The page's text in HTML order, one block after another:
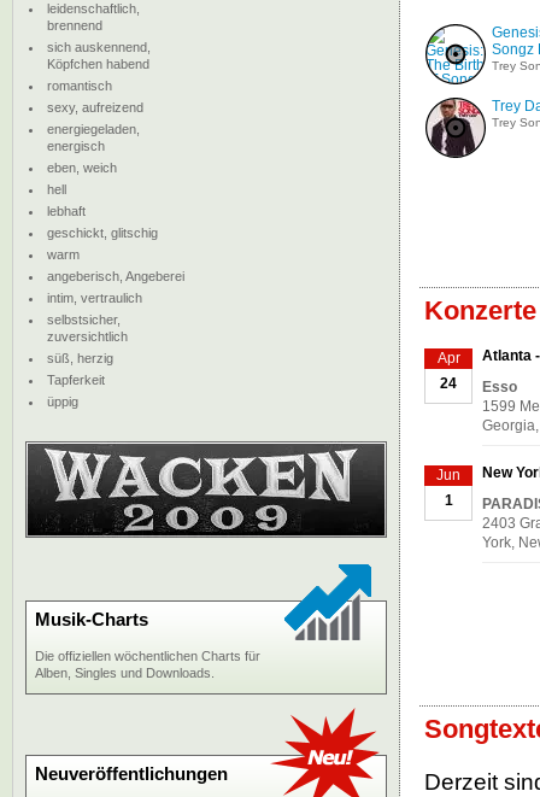
Songz
Trey
Trey
Trey
Apr
24
Atlanta
Esso
1599
Jun
1
New
2403
York,
Derzeit
leidenschaftlich,
brennend
sich auskennend,
Köpfchen habend
romantisch
sexy, aufreizend
energiegeladen,
energisch
eben, weich
hell
lebhaft
geschickt, glitschig
warm
angeberisch, Angeberei
intim, vertraulich
selbstsicher,
zuversichtlich
süß, herzig
Tapferkeit
üppig
Musik-Charts
Die offiziellen wöchentlichen Charts für
Alben, Singles und Downloads.
Neuveröffentlichungen